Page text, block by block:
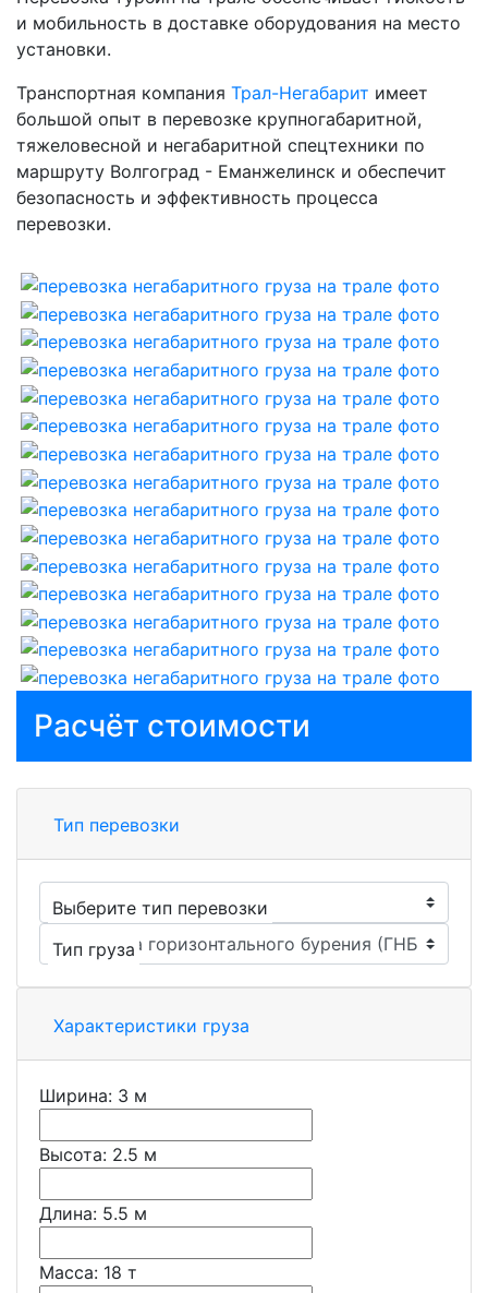
и мобильность в доставке оборудования на место
установки.
Транспортная компания Трал-Негабарит имеет
большой опыт в перевозке крупногабаритной,
тяжеловесной и негабаритной спецтехники по
маршруту Волгоград - Еманжелинск и обеспечит
безопасность и эффективность процесса
перевозки.
Расчёт стоимости
Тип перевозки
Выберите тип перевозки
Тип груза
Характеристики груза
Ширина: 3 м
Высота: 2.5 м
Длина: 5.5 м
Масса: 18 т